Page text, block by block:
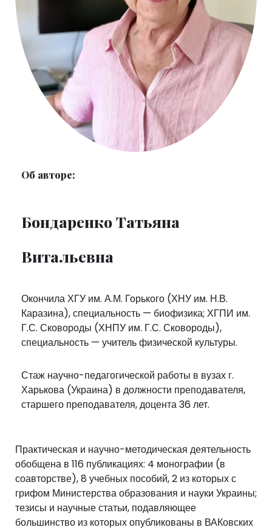
Об авторе:
Бондаренко Татьяна
Витальевна
Окончила ХГУ им. А.М. Горького (ХНУ им. Н.В.
Каразина), специальность — биофизика; ХГПИ им.
Г.С. Сковороды (ХНПУ им. Г.С. Сковороды),
специальность — учитель физической культуры.
Стаж научно-педагогической работы в вузах г.
Харькова (Украина) в должности преподавателя,
старшего преподавателя, доцента 36 лет.
Практическая и научно-методическая деятельность
обобщена в 116 публикациях: 4 монографии (в
соавторстве), 8 учебных пособий, 2 из которых с
грифом Министерства образования и науки Украины;
тезисы и научные статьи, подавляющее
большинство из которых опубликованы в ВАКовских